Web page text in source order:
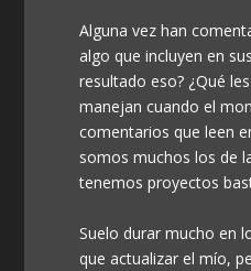
Alguna vez han
algo que incluyen en
resultado eso? ¿Qué
manejan cuando el
comentarios que leen
somos muchos los de
tenemos proyectos
Suelo durar mucho en
que actualizar el mío,